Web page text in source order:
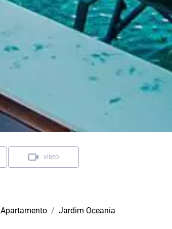
VÍDEO
Apartamento Jardim Oceania